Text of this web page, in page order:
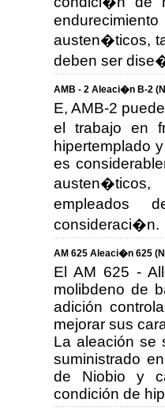
austen�ticos,
deben ser
AMB - 2 Aleaci�n B-2
E, AMB-2
el trabajo en
hipertemplado
es
empleados
consideraci�n.
AM 625 Aleaci�n 625
El AM 625 -
molibdeno de
adición
mejorar sus
La aleación se
suministrado
de Niobio y
condición de